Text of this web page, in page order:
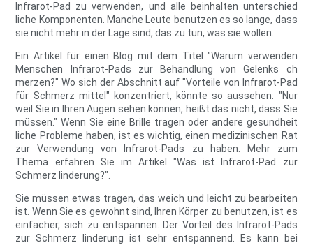
Infrarot-Pad zu verwenden, und alle beinhalten unterschied
liche Komponenten. Manche Leute benutzen es so lange, dass
sie nicht mehr in der Lage sind, das zu tun, was sie wollen.
Ein Artikel für einen Blog mit dem Titel "Warum verwenden
Menschen Infrarot-Pads zur Behandlung von Gelenks ch
merzen?" Wo sich der Abschnitt auf "Vorteile von Infrarot-Pad
für Schmerz mittel" konzentriert, könnte so aussehen: "Nur
weil Sie in Ihren Augen sehen können, heißt das nicht, dass Sie
müssen." Wenn Sie eine Brille tragen oder andere gesundheit
liche Probleme haben, ist es wichtig, einen medizinischen Rat
zur Verwendung von Infrarot-Pads zu haben. Mehr zum
Thema erfahren Sie im Artikel "Was ist Infrarot-Pad zur
Schmerz linderung?".
Sie müssen etwas tragen, das weich und leicht zu bearbeiten
ist. Wenn Sie es gewohnt sind, Ihren Körper zu benutzen, ist es
einfacher, sich zu entspannen. Der Vorteil des Infrarot-Pads
zur Schmerz linderung ist sehr entspannend. Es kann bei